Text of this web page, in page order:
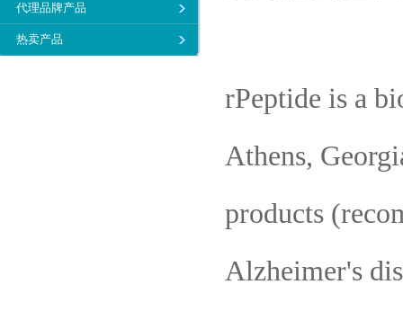
代理品牌产品
热卖产品
rPeptide is a
Athens,
products
Alzheimer's